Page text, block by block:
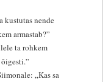
kustutas nende
armastab?”
ta rohkem
„Kas sa